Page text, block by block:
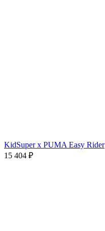
KidSuper x PUMA Easy Rider
15 404 ₽